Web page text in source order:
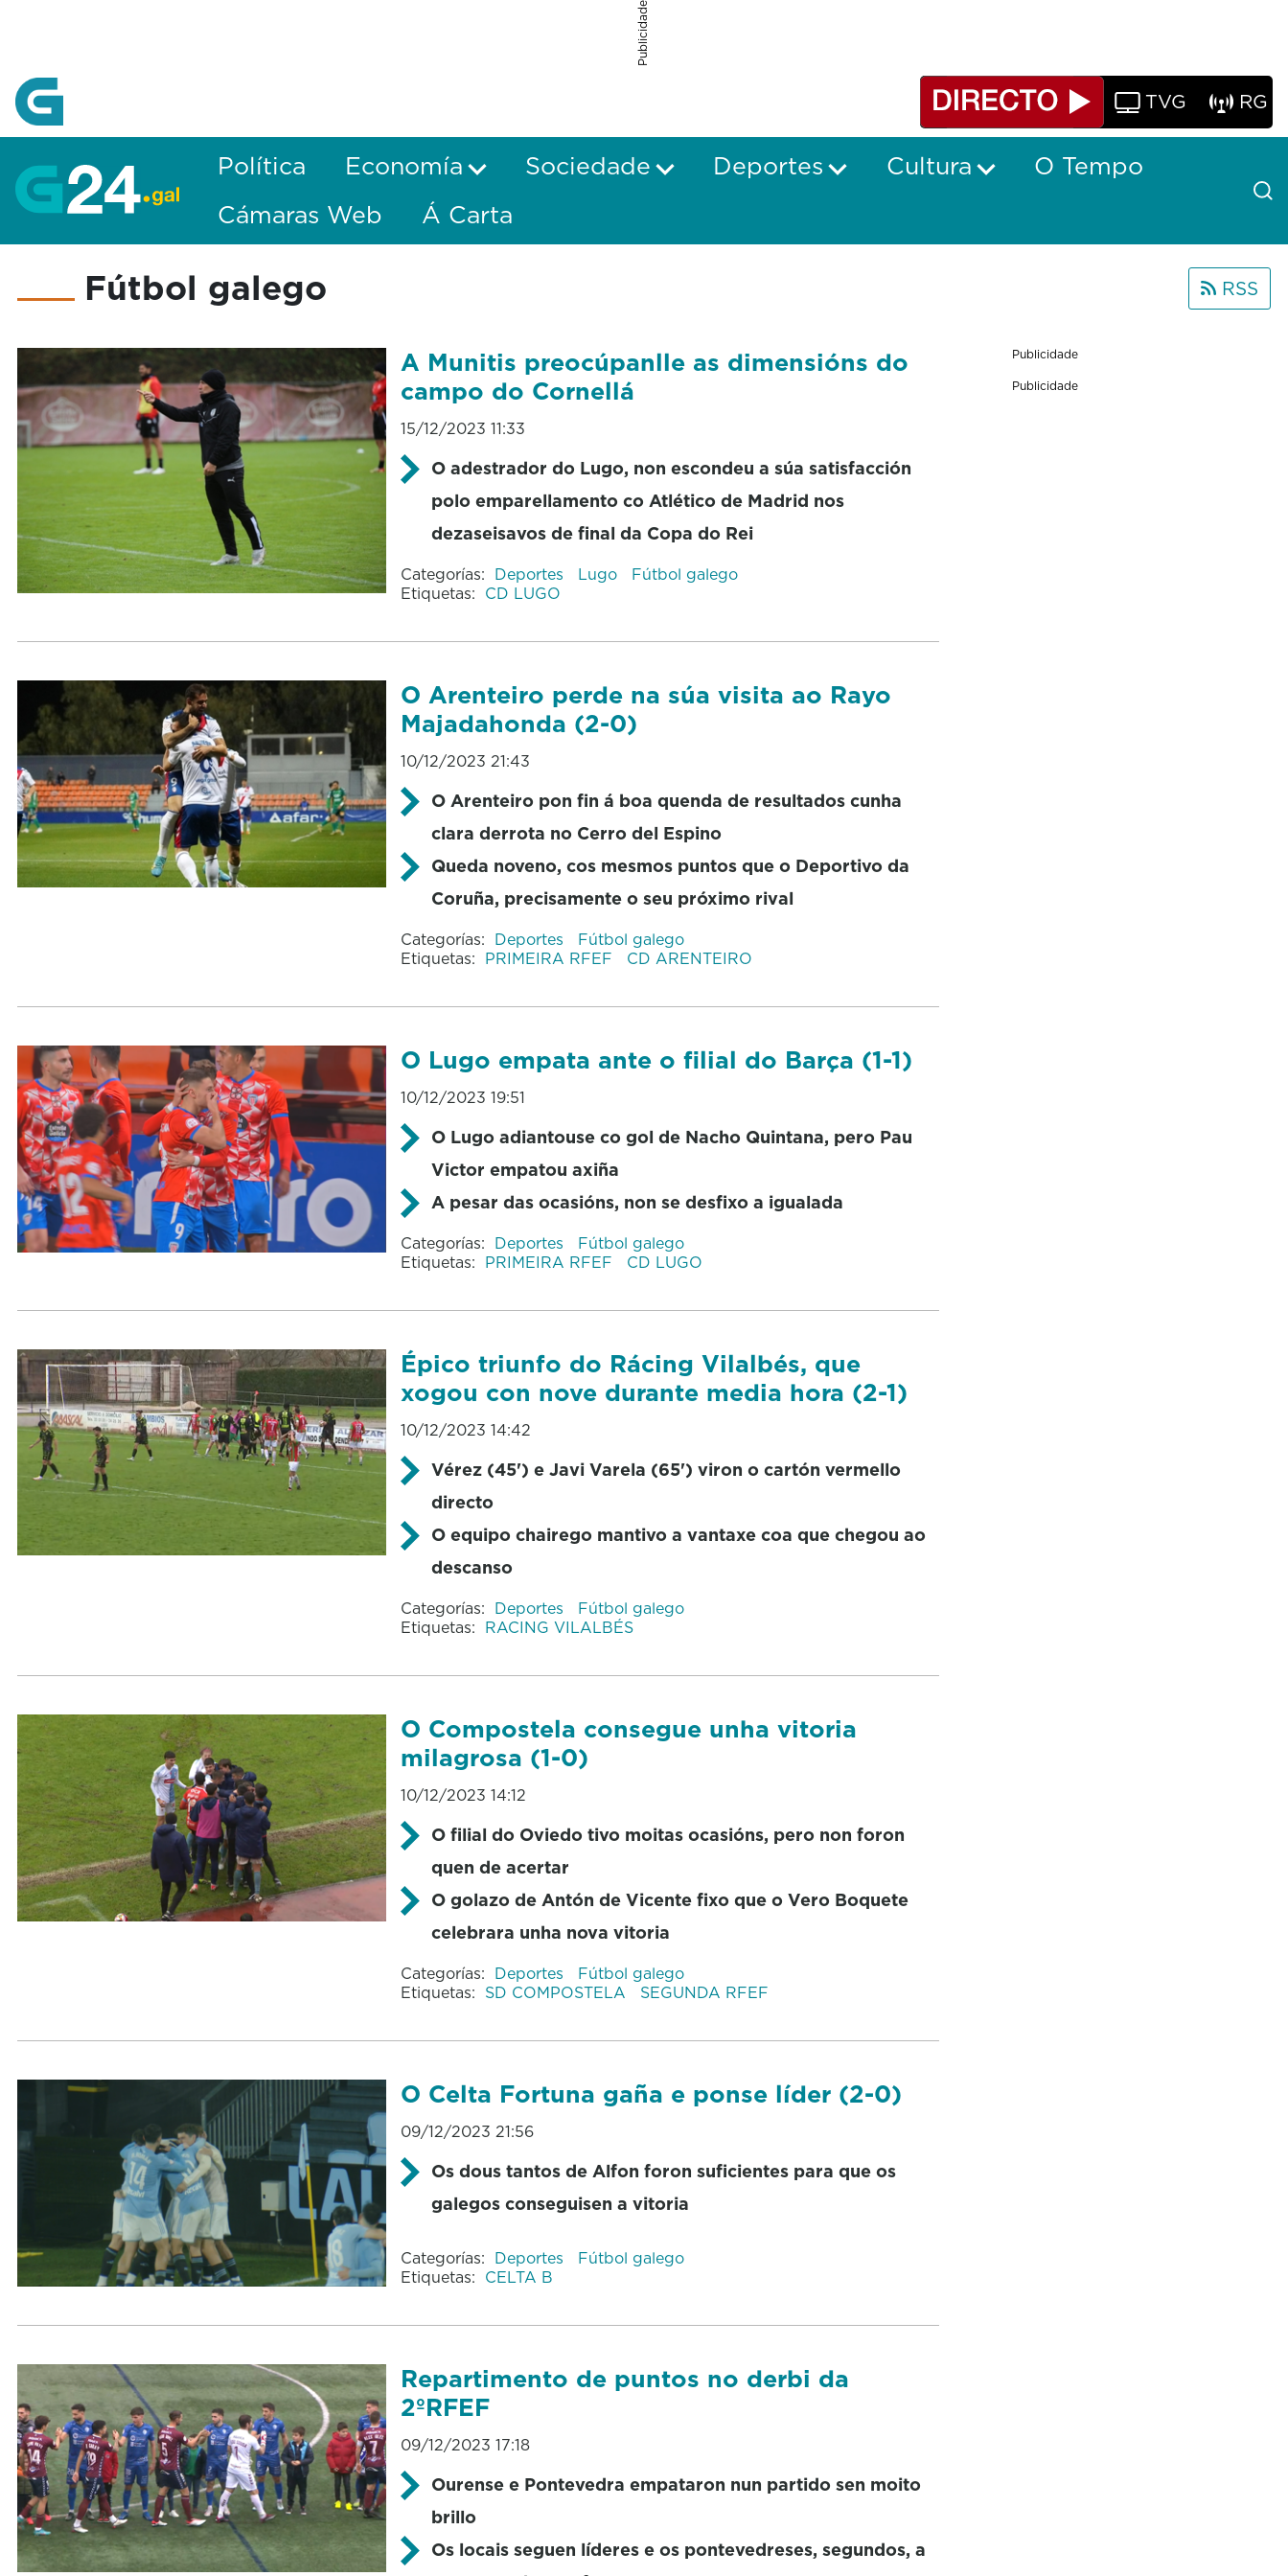
Publicidade
TVG RG
Política Economía Sociedade Deportes Cultura
O Tempo
Cámaras Web
Á Carta
Fútbol galego RSS
A Munitis preocúpanlle as dimensións do
campo do Cornellá
15/12/2023 11:33
O adestrador do Lugo, non escondeu a súa satisfacción
polo emparellamento co Atlético de Madrid nos
dezaseisavos de final da Copa do Rei
Categorías: Deportes Lugo
Fútbol galego
Etiquetas: CD LUGO
O Arenteiro perde na súa visita ao Rayo
Majadahonda (2-0)
10/12/2023 21:43
O Arenteiro pon fin á boa quenda de resultados cunha
clara derrota no Cerro del Espino
Queda noveno, cos mesmos puntos que o Deportivo da
Coruña, precisamente o seu próximo rival
Categorías: Deportes
Fútbol galego
Etiquetas: PRIMEIRA RFEF CD ARENTEIRO
O Lugo empata ante o filial do Barça (1-1)
10/12/2023 19:51
O Lugo adiantouse co gol de Nacho Quintana, pero Pau
Victor empatou axiña
A pesar das ocasións, non se desfixo a igualada
Categorías: Deportes
Fútbol galego
Etiquetas: PRIMEIRA RFEF CD LUGO
Épico triunfo do Rácing Vilalbés, que
xogou con nove durante media hora (2-1)
10/12/2023 14:42
Vérez (45') e Javi Varela (65') viron o cartón vermello
directo
O equipo chairego mantivo a vantaxe coa que chegou ao
descanso
Categorías: Deportes
Fútbol galego
Etiquetas: RACING VILALBÉS
O Compostela consegue unha vitoria
milagrosa (1-0)
10/12/2023 14:12
O filial do Oviedo tivo moitas ocasións, pero non foron
quen de acertar
O golazo de Antón de Vicente fixo que o Vero Boquete
celebrara unha nova vitoria
Categorías: Deportes
Fútbol galego
Etiquetas: SD COMPOSTELA SEGUNDA RFEF
O Celta Fortuna gaña e ponse líder (2-0)
09/12/2023 21:56
Os dous tantos de Alfon foron suficientes para que os
galegos conseguisen a vitoria
Categorías: Deportes
Fútbol galego
Etiquetas: CELTA B
Repartimento de puntos no derbi da
2ºRFEF
09/12/2023 17:18
Ourense e Pontevedra empataron nun partido sen moito
brillo
Os locais seguen líderes e os pontevedreses, segundos, a
Publicidade
Publicidade